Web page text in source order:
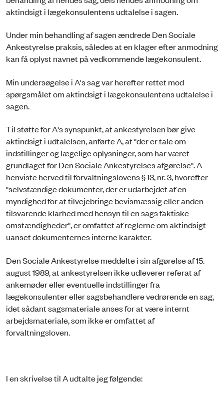
aktindsigt i lægekonsulentens udtalelse i sagen.
Under min behandling af sagen ændrede Den Sociale
Ankestyrelse praksis, således at en klager efter anmodning
kan få oplyst navnet på vedkommende lægekonsulent.
Min undersøgelse i A's sag var herefter rettet mod
spørgsmålet om aktindsigt i lægekonsulentens udtalelse i
sagen.
Til støtte for A's synspunkt, at ankestyrelsen bør give
aktindsigt i udtalelsen, anførte A, at "der er tale om
indstillinger og lægelige oplysninger, som har været
grundlaget for Den Sociale Ankestyrelses afgørelse". A
henviste herved til forvaltningslovens § 13, nr. 3, hvorefter
"selvstændige dokumenter, der er udarbejdet af en
myndighed for at tilvejebringe bevismæssig eller anden
tilsvarende klarhed med hensyn til en sags faktiske
omstændigheder", er omfattet af reglerne om aktindsigt
uanset dokumenternes interne karakter.
Den Sociale Ankestyrelse meddelte i sin afgørelse af 15.
august 1989, at ankestyrelsen ikke udleverer referat af
ankemøder eller eventuelle indstillinger fra
lægekonsulenter eller sagsbehandlere vedrørende en sag,
idet sådant sagsmateriale anses for at være internt
arbejdsmateriale, som ikke er omfattet af
forvaltningsloven.
I en skrivelse til A udtalte jeg følgende: